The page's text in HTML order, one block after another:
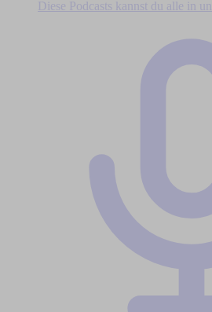
Diese Podcasts kannst du alle in